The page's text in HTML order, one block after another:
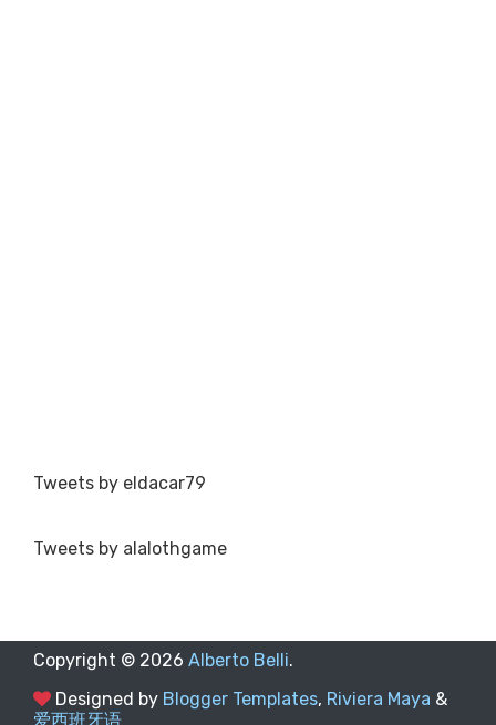
Tweets by eldacar79
Tweets by alalothgame
Copyright © 2026 Alberto Belli.
Designed by Blogger Templates, Riviera Maya &
爱西班牙语